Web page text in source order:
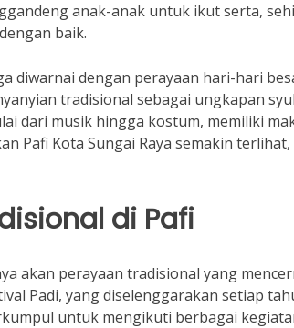
anak-anak untuk ikut serta,
baik.
diwarnai dengan perayaan hari-hari
tradisional sebagai ungkapan
dari musik hingga kostum, memiliki
Pafi Kota Sungai Raya semakin
di Pafi
akan perayaan tradisional yang
Padi, yang diselenggarakan setiap
untuk mengikuti berbagai